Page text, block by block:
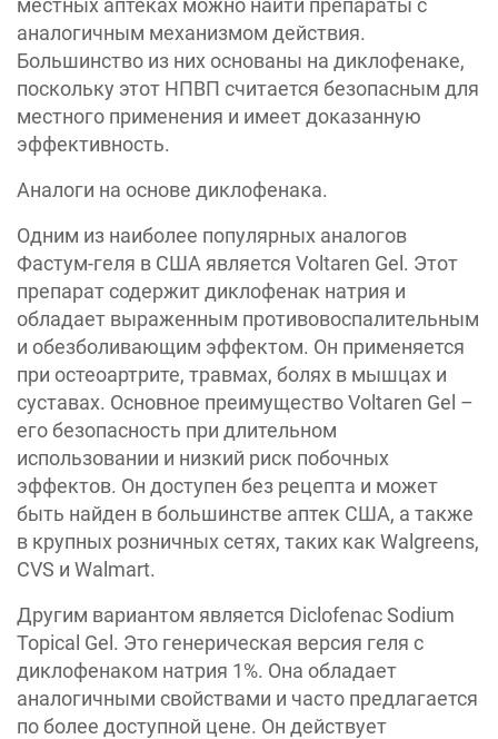
аналогичным механизмом действия.
Большинство из них основаны на диклофенаке,
поскольку этот НПВП считается безопасным для
местного применения и имеет доказанную
эффективность.
Аналоги на основе диклофенака.
Одним из наиболее популярных аналогов
Фастум-геля в США является Voltaren Gel. Этот
препарат содержит диклофенак натрия и
обладает выраженным противовоспалительным
и обезболивающим эффектом. Он применяется
при остеоартрите, травмах, болях в мышцах и
суставах. Основное преимущество Voltaren Gel –
его безопасность при длительном
использовании и низкий риск побочных
эффектов. Он доступен без рецепта и может
быть найден в большинстве аптек США, а также
в крупных розничных сетях, таких как Walgreens,
CVS и Walmart.
Другим вариантом является Diclofenac Sodium
Topical Gel. Это генерическая версия геля с
диклофенаком натрия 1%. Она обладает
аналогичными свойствами и часто предлагается
по более доступной цене. Он действует